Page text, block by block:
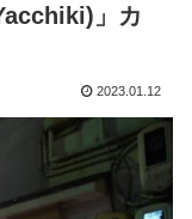
」カ
2023.01.12